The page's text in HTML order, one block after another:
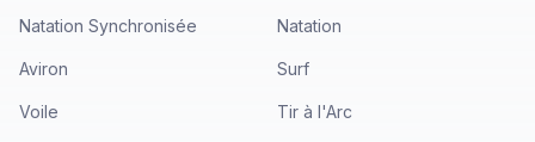
Natation Synchronisée Natation
Aviron Surf
Voile Tir à l'Arc